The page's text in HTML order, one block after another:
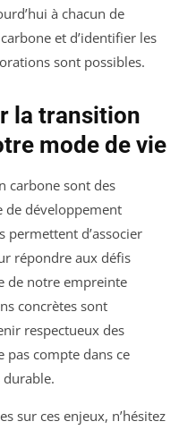
à chacun de
et d’identifier les
sont possibles.
la transition
mode de vie
carbone sont des
de développement
d’associer
répondre aux défis
de notre empreinte
concrètes sont
respectueux des
pas compte dans ce
sur ces enjeux, n’hésitez